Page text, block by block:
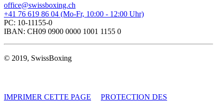
office@swissboxing.ch
+41 76 619 86 04 (Mo-Fr, 10:00 - 12:00 Uhr)
PC: 10-11155-0
IBAN: CH09 0900 0000 1001 1155 0
© 2019, SwissBoxing
IMPRIMER CETTE PAGE PROTECTION DES